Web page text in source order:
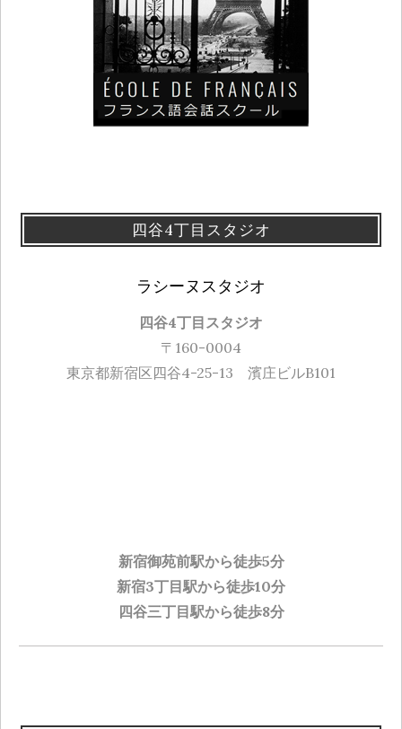
四谷4丁目スタジオ
ラシーヌスタジオ
四谷4丁目スタジオ
〒160-0004
東京都新宿区四谷4-25-13 濱庄ビルB101
新宿御苑前駅から徒歩5分
新宿3丁目駅から徒歩10分
四谷三丁目駅から徒歩8分